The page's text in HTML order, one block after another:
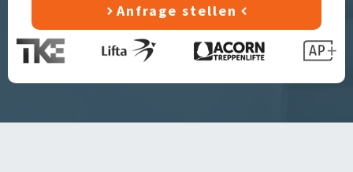
Anfrage stellen